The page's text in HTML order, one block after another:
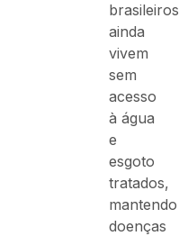
brasileiros
ainda
vivem
sem
acesso
à água
e
esgoto
tratados,
mantendo
doenças